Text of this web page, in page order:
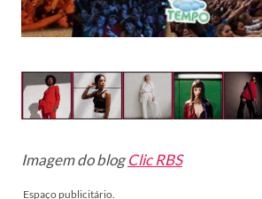
Imagem do blogClic RBS